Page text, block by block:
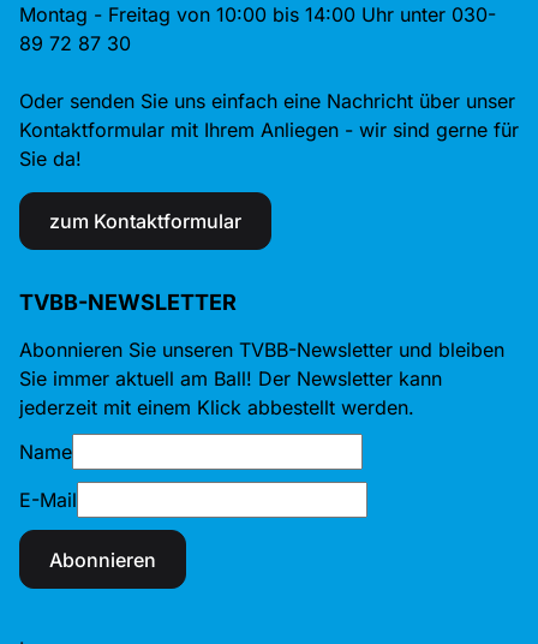
Montag - Freitag von 10:00 bis 14:00 Uhr unter 030-
89 72 87 30
Oder senden Sie uns einfach eine Nachricht über unser
Kontaktformular mit Ihrem Anliegen - wir sind gerne für
Sie da!
zum Kontaktformular
TVBB-NEWSLETTER
Abonnieren Sie unseren TVBB-Newsletter und bleiben
Sie immer aktuell am Ball! Der Newsletter kann
jederzeit mit einem Klick abbestellt werden.
Name
E-Mail
Abonnieren